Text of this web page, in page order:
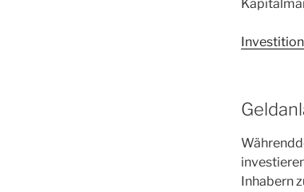
Inhabern